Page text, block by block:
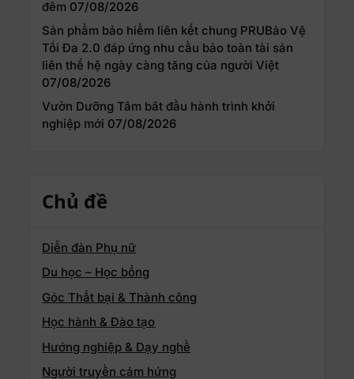
đêm 07/08/2026
Sản phẩm bảo hiểm liên kết chung PRUBảo Vệ
Tối Đa 2.0 đáp ứng nhu cầu bảo toàn tài sản
liên thế hệ ngày càng tăng của người Việt
07/08/2026
Vườn Dưỡng Tâm bắt đầu hành trình khởi
nghiệp mới 07/08/2026
Chủ đề
Diễn đàn Phụ nữ
Du học – Học bổng
Góc Thất bại & Thành công
Học hành & Đào tạo
Hướng nghiệp & Dạy nghề
Người truyền cảm hứng